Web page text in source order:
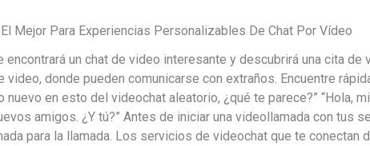
Mejor Para Experiencias Personalizables De Chat Por Vídeo
encontrará un chat de video interesante y descubrirá una cita
video, donde pueden comunicarse con extraños. Encuentre
nuevo en esto del videochat aleatorio, ¿qué te parece?” “Hola,
amigos. ¿Y tú?” Antes de iniciar una videollamada con
para la llamada. Los servicios de videochat que te